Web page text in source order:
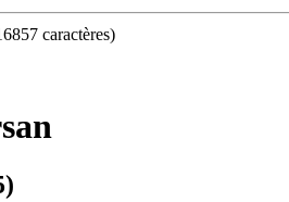
caractères)